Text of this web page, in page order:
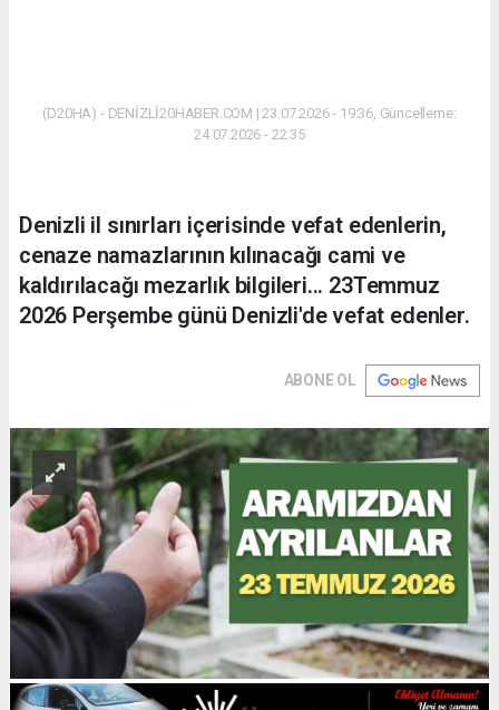
(D20HA) - DENİZLİ20HABER.COM | 23.07.2026 - 19:36, Güncelleme:
24.07.2026 - 22:35
Denizli il sınırları içerisinde vefat edenlerin,
cenaze namazlarının kılınacağı cami ve
kaldırılacağı mezarlık bilgileri... 23Temmuz
2026 Perşembe günü Denizli'de vefat edenler.
ABONE OL